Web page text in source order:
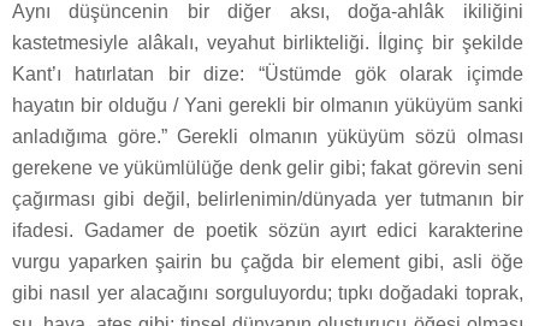
Aynı düşüncenin bir diğer aksı, doğa-ahlâk ikiliğini
kastetmesiyle alâkalı, veyahut birlikteliği. İlginç bir şekilde
Kant’ı hatırlatan bir dize: “Üstümde gök olarak içimde
hayatın bir olduğu / Yani gerekli bir olmanın yüküyüm sanki
anladığıma göre.” Gerekli olmanın yüküyüm sözü olması
gerekene ve yükümlülüğe denk gelir gibi; fakat görevin seni
çağırması gibi değil, belirlenimin/dünyada yer tutmanın bir
ifadesi. Gadamer de poetik sözün ayırt edici karakterine
vurgu yaparken şairin bu çağda bir element gibi, asli öğe
gibi nasıl yer alacağını sorguluyordu; tıpkı doğadaki toprak,